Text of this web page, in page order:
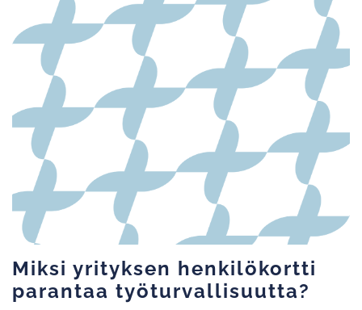
Miksi yrityksen henkilökortti
parantaa työturvallisuutta?